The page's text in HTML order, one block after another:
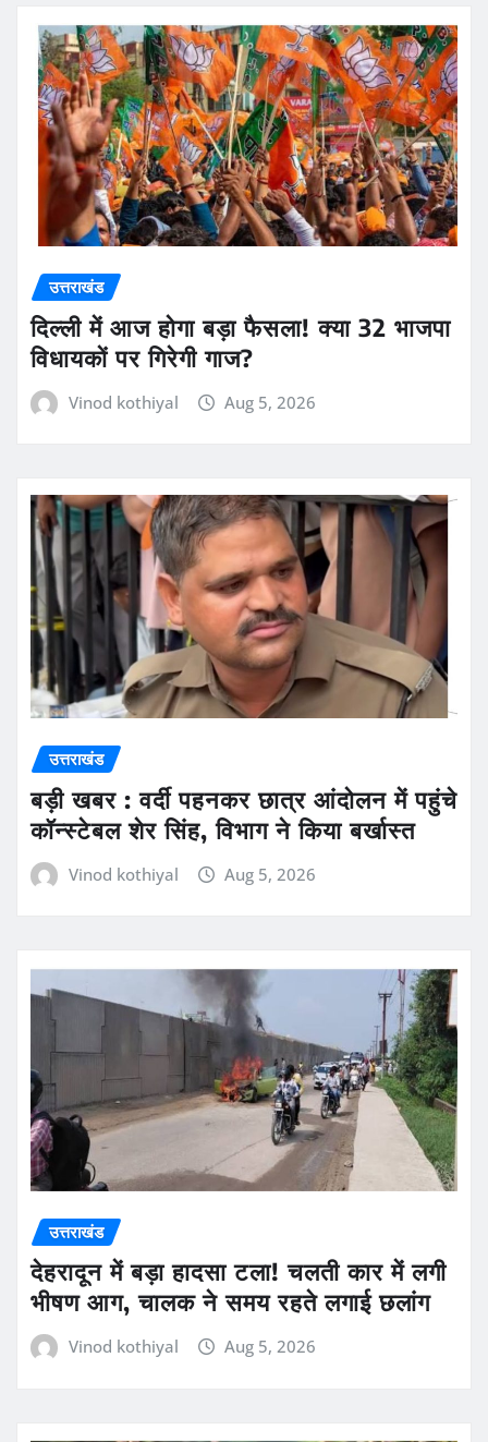
उत्तराखंड
दिल्ली में आज होगा बड़ा फैसला! क्या 32 भाजपा
विधायकों पर गिरेगी गाज?
Vinod kothiyal Aug 5, 2026
उत्तराखंड
बड़ी खबर : वर्दी पहनकर छात्र आंदोलन में पहुंचे
कॉन्स्टेबल शेर सिंह, विभाग ने किया बर्खास्त
Vinod kothiyal Aug 5, 2026
उत्तराखंड
देहरादून में बड़ा हादसा टला! चलती कार में लगी
भीषण आग, चालक ने समय रहते लगाई छलांग
Vinod kothiyal Aug 5, 2026